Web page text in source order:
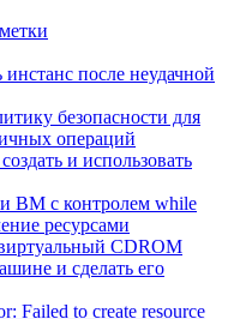
после неудачной
безопасности для
операций
и использовать
ВМ с контролем while
ресурсами
CDROM
и сделать его
Failed to create resource